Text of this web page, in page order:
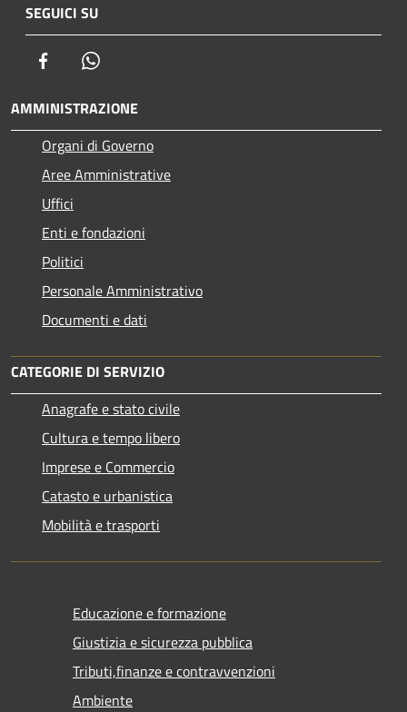
SEGUICI SU
Facebook
AMMINISTRAZIONE
Organi di Governo
Aree Amministrative
Uffici
Enti e fondazioni
Politici
Personale Amministrativo
Documenti e dati
CATEGORIE DI SERVIZIO
Anagrafe e stato civile
Cultura e tempo libero
Imprese e Commercio
Catasto e urbanistica
Mobilità e trasporti
Educazione e formazione
Giustizia e sicurezza pubblica
Tributi,finanze e contravvenzioni
Ambiente